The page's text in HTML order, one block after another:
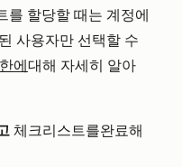
를 할당할 때는 계정에
사용자만 선택할 수
에 대해 자세히 알아
체크리스트를완료해